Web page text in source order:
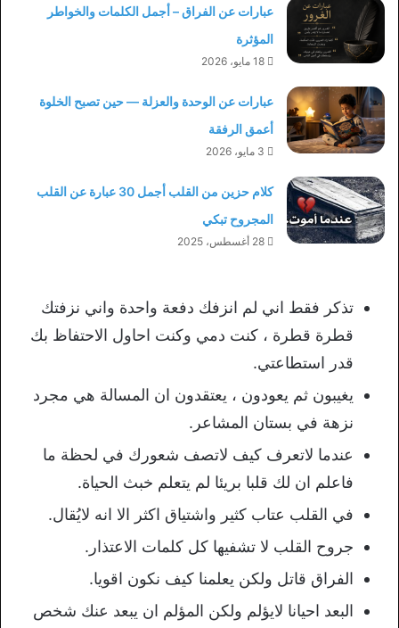
عبارات عن الفراق – أجمل الكلمات والخواطر
المؤثرة
18 مايو، 2026
عبارات عن الوحدة والعزلة — حين تصبح الخلوة
أعمق الرفقة
3 مايو، 2026
كلام حزين من القلب أجمل 30 عبارة عن القلب
المجروح تبكي
28 أغسطس، 2025
تذكر فقط اني لم انزفك دفعة واحدة واني نزفتك
قطرة قطرة ، كنت دمي وكنت احاول الاحتفاظ بك
قدر استطاعتي.
يغيبون ثم يعودون ، يعتقدون ان المسالة هي مجرد
نزهة في بستان المشاعر.
عندما لاتعرف كيف لاتصف شعورك في لحظة ما
فاعلم ان لك قلبا بريئا لم يتعلم خبث الحياة.
في القلب عتاب كثير واشتياق اكثر الا انه لايُقال.
جروح القلب لا تشفيها كل كلمات الاعتذار.
الفراق قاتل ولكن يعلمنا كيف نكون اقويا.
البعد احيانا لايؤلم ولكن المؤلم ان يبعد عنك شخص